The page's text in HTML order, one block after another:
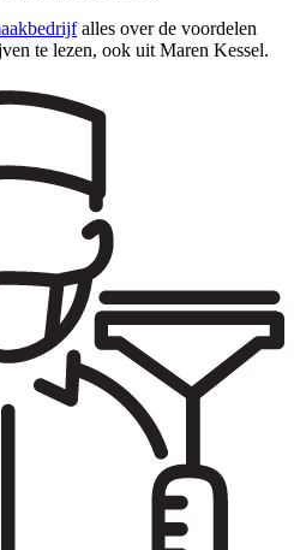
alles over de voordelen
te lezen, ook uit Maren Kessel.